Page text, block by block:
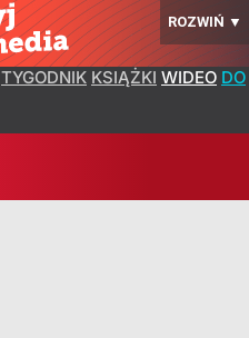
ROZWIŃ ▼
TYGODNIK KSIĄŻKI WIDEO DO